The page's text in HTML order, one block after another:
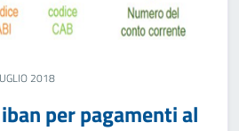
2018
per pagamenti al